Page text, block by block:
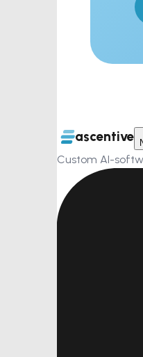
ascentive
Custom AI-